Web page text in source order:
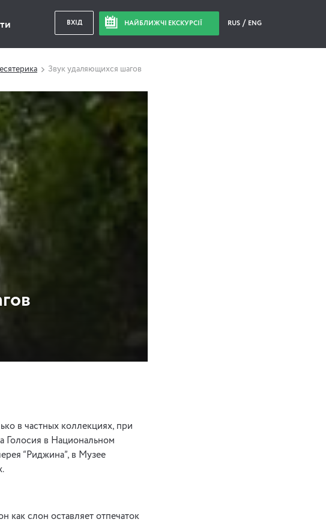
ВХІД НАЙБЛИЖЧІ ЕКСКУРСІЇ RUS ENG
Звук удаляющихся шагов
в частных коллекциях, при
Голосия в Национальном
“Риджина”, в Музее
как слон оставляет отпечаток